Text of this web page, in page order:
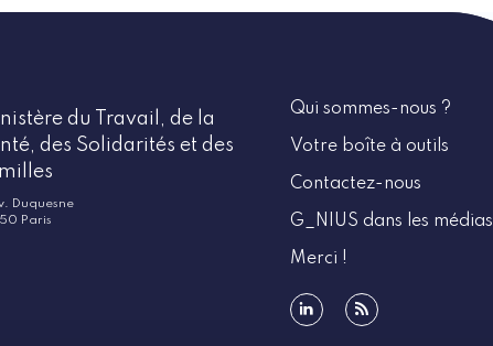
du Travail, de la
des Solidarités et des
Duquesne
Paris
Qui sommes-nous ?
Votre boîte à outils
Contactez-nous
G_NIUS dans les médias
Merci !